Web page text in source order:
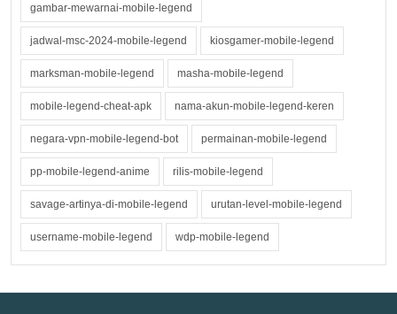
gambar-mewarnai-mobile-legend
jadwal-msc-2024-mobile-legend kiosgamer-mobile-legend
marksman-mobile-legend masha-mobile-legend
mobile-legend-cheat-apk nama-akun-mobile-legend-keren
negara-vpn-mobile-legend-bot permainan-mobile-legend
pp-mobile-legend-anime rilis-mobile-legend
savage-artinya-di-mobile-legend urutan-level-mobile-legend
username-mobile-legend wdp-mobile-legend